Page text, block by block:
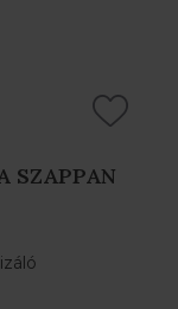
SZAPPAN